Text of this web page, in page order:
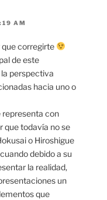
AM
que corregirte
de este
perspectiva
hacia uno o
representa con
que todavía no se
o Hiroshigue
debido a su
la realidad,
un
que